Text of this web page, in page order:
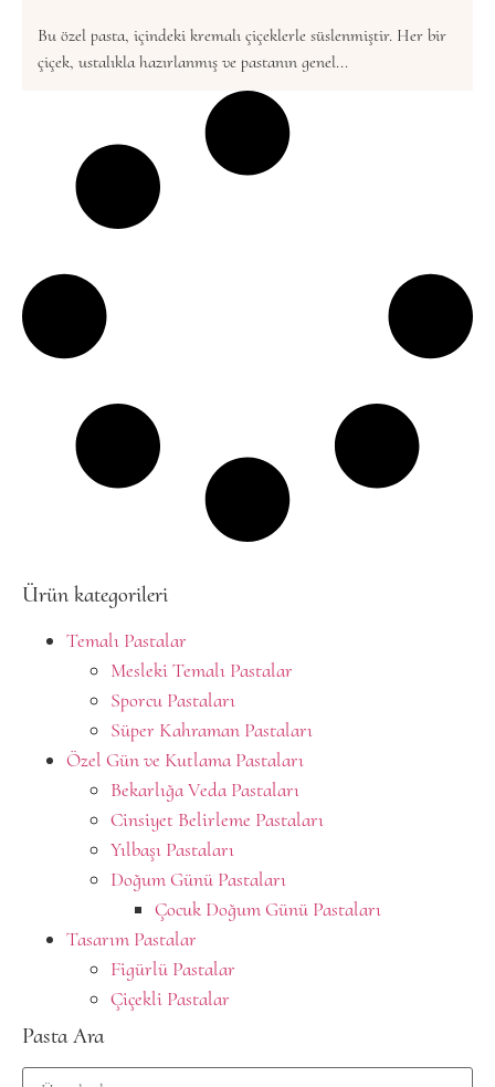
Ürün kategorileri
Temalı Pastalar
Mesleki Temalı Pastalar
Sporcu Pastaları
Süper Kahraman Pastaları
Özel Gün ve Kutlama Pastaları
Bekarlığa Veda Pastaları
Cinsiyet Belirleme Pastaları
Yılbaşı Pastaları
Doğum Günü Pastaları
Çocuk Doğum Günü Pastaları
Tasarım Pastalar
Figürlü Pastalar
Çiçekli Pastalar
Pasta Ara
Bu özel pasta, içindeki kremalı çiçeklerle süslenmiştir. Her bir
çiçek, ustalıkla hazırlanmış ve pastanın genel...